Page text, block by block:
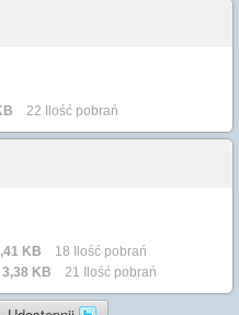
22 Ilość pobrań
KB 18 Ilość pobrań
3,38 KB 21 Ilość pobrań